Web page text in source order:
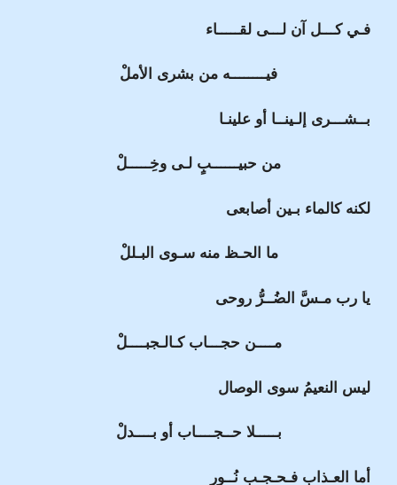
فـي كـــل آن لـــى لقـــــاء
فيــــــــه من بشرى الأملْ
بــشـــرى إلـينــا أو علينـا
من حبيــــــبٍ لـى وخِـــــلْ
لكنه كالماء بـين أصابعى
ما الحـظ منه سـوى البـللْ
يا رب مـسَّ الضُــرُّ روحى
مــــن حجـــاب كـالـجبــــلْ
ليس النعيمُ سوى الوصال
بـــــلا حــجــــاب أو بــــدلْ
أما العـذاب فـحـجـب نُــور